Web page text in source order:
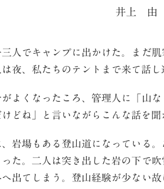
井上 由
人でキャンプに出かけた。まだ
夜、私たちのテントまで来て話し
よくなったころ、管理人に「山
どね」と言いながらこんな話を聞
岩場もある登山道になっている
た。二人は突き出した岩の下で
出てしまう。登山経験が少ない